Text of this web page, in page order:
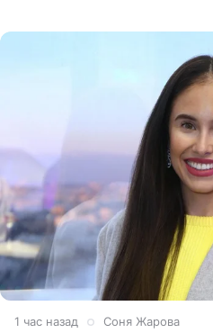
1 час назад Соня Жарова